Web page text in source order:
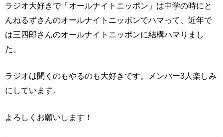
ラジオ大好きで「オールナイトニッポン」は中学の時にと
んねるずさんのオールナイトニッポンでハマって、近年で
は三四郎さんのオールナイトニッポンに結構ハマりまし
た。
ラジオは聞くのもやるのも大好きです。メンバー3人楽しみ
にしています。
よろしくお願いします！